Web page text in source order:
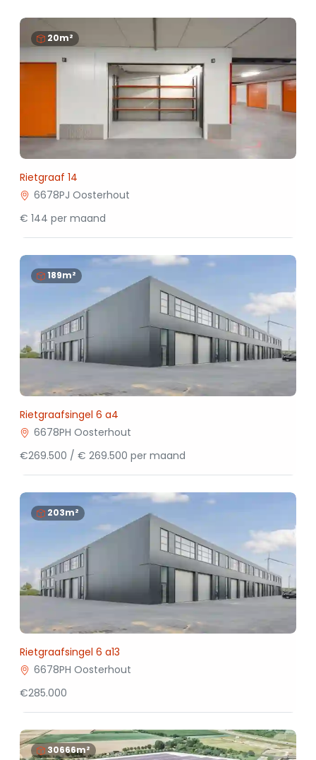
20m²
Rietgraaf 14
6678PJ Oosterhout
€ 144 per maand
189m²
Rietgraafsingel 6 a4
6678PH Oosterhout
€269.500 / € 269.500 per maand
203m²
Rietgraafsingel 6 a13
6678PH Oosterhout
€285.000
30666m²